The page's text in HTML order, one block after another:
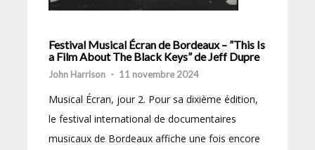
Festival Musical Écran de Bordeaux – ”This Is
a Film About The Black Keys” de Jeff Dupre
John Harrison - 11 novembre 2024
Musical Écran, jour 2. Pour sa dixième édition,
le festival international de documentaires
musicaux de Bordeaux affiche une fois encore